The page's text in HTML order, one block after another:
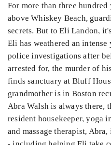
For more than three
above Whiskey Beach,
secrets. But to Eli Landon,
Eli has weathered an
police investigations after
arrested for, the murder of
finds sanctuary at Bluff
grandmother is in Boston
Abra Walsh is always there,
resident housekeeper, yoga
and massage therapist,